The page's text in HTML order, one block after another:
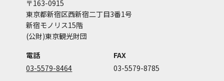
〒163-0915
東京都新宿区西新宿二丁目3番1号
新宿モノリス15階
(公財)東京観光財団
電話
03-5579-8464
FAX
03-5579-8785